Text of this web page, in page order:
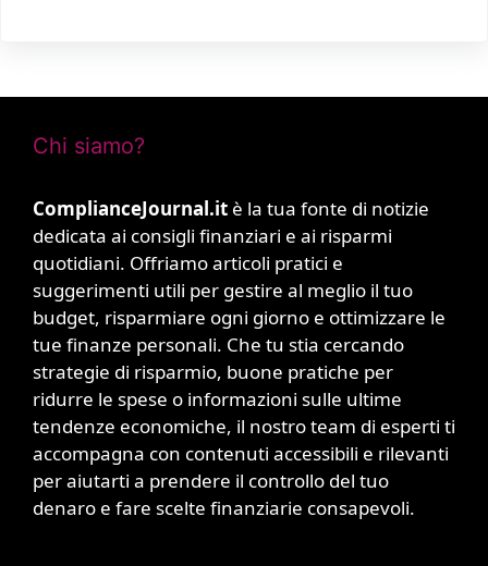
Chi siamo?
ComplianceJournal.it è la tua fonte di notizie
dedicata ai consigli finanziari e ai risparmi
quotidiani. Offriamo articoli pratici e
suggerimenti utili per gestire al meglio il tuo
budget, risparmiare ogni giorno e ottimizzare le
tue finanze personali. Che tu stia cercando
strategie di risparmio, buone pratiche per
ridurre le spese o informazioni sulle ultime
tendenze economiche, il nostro team di esperti ti
accompagna con contenuti accessibili e rilevanti
per aiutarti a prendere il controllo del tuo
denaro e fare scelte finanziarie consapevoli.